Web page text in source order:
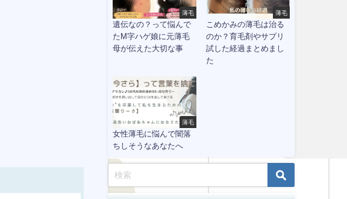
薄毛
遺伝なの？って悩んで
たM字ハゲ娘に元薄毛
母が伝えた大切な事
薄毛
こめかみの薄毛は治る
のか？育毛剤やサプリ
試した経過まとめまし
た
薄毛
女性薄毛に悩んで闇落
ちしそうなあなたへ